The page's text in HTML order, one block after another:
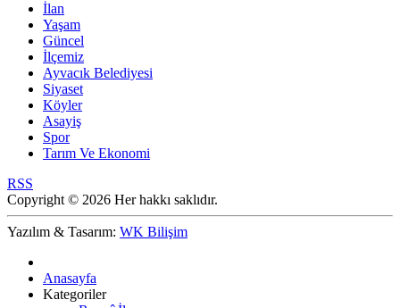
İlan
Yaşam
Güncel
İlçemiz
Ayvacık Belediyesi
Siyaset
Köyler
Asayiş
Spor
Tarım Ve Ekonomi
RSS
Copyright © 2026 Her hakkı saklıdır.
Yazılım & Tasarım: WK Bilişim
Anasayfa
Kategoriler